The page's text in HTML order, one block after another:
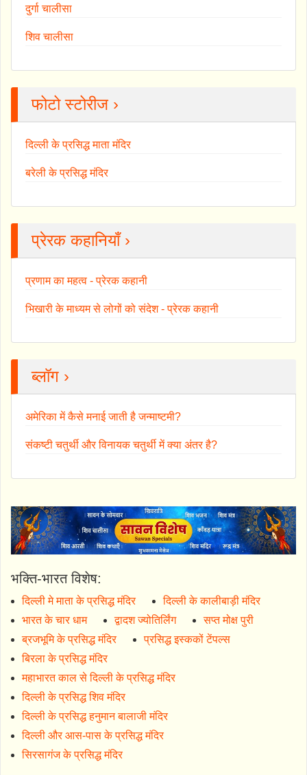
दुर्गा चालीसा
शिव चालीसा
फोटो स्टोरीज ›
दिल्ली के प्रसिद्ध माता मंदिर
बरेली के प्रसिद्ध मंदिर
प्रेरक कहानियाँ ›
प्रणाम का महत्व - प्रेरक कहानी
भिखारी के माध्यम से लोगों को संदेश - प्रेरक कहानी
ब्लॉग ›
अमेरिका में कैसे मनाई जाती है जन्माष्टमी?
संकष्टी चतुर्थी और विनायक चतुर्थी में क्या अंतर है?
भक्ति-भारत विशेष:
दिल्ली मे माता के प्रसिद्ध मंदिर
दिल्ली के कालीबाड़ी मंदिर
भारत के चार धाम
द्वादश ज्योतिर्लिंग
सप्त मोक्ष पुरी
ब्रजभूमि के प्रसिद्ध मंदिर
प्रसिद्ध इस्ककों टेंपल्स
बिरला के प्रसिद्ध मंदिर
महाभारत काल से दिल्ली के प्रसिद्ध मंदिर
दिल्ली के प्रसिद्ध शिव मंदिर
दिल्ली के प्रसिद्ध हनुमान बालाजी मंदिर
दिल्ली और आस-पास के प्रसिद्ध मंदिर
सिरसागंज के प्रसिद्ध मंदिर